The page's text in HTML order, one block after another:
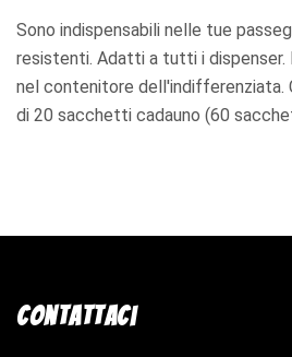
Sono indispensabili nelle tue
resistenti. Adatti a tutti i
nel contenitore dell'indifferenziata.
di 20 sacchetti cadauno (60
Contattaci